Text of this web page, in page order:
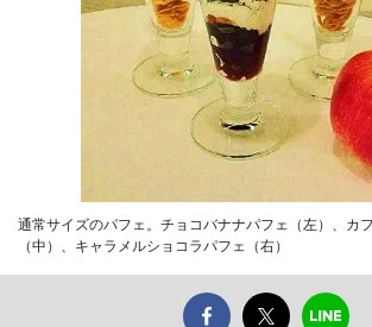
通常サイズのパフェ。チョコバナナパフェ（左）、カ
（中）、キャラメルショコラパフェ（右）